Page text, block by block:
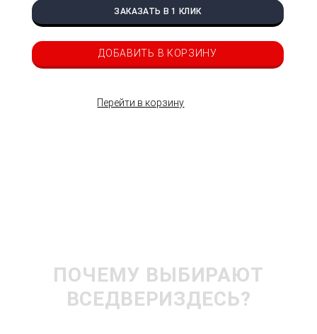
ЗАКАЗАТЬ В 1 КЛИК
ДОБАВИТЬ В КОРЗИНУ
Перейти в корзину
ПОЧЕМУ ВЫБИРАЮТ
ВСЕДВЕРИЗДЕСЬ?